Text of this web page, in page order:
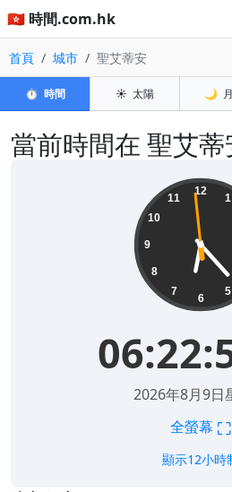
🇭🇰 時間.com.hk
首頁 城市 聖艾蒂安
⏱️ 時間 ☀️ 太陽 🌙
當前時間在 聖艾
12
1
5
6
7
8
9
10
11
2026年8月9日
全螢幕 ⛶
顯示12小時